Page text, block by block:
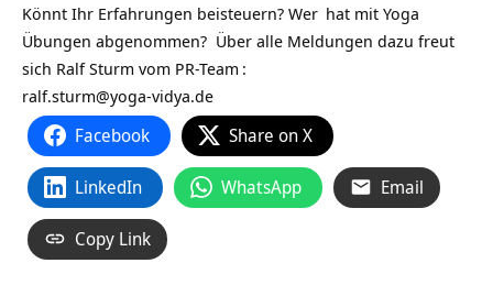
Könnt Ihr Erfahrungen beisteuern? Wer hat mit Yoga
Übungen abgenommen? Über alle Meldungen dazu freut
sich Ralf Sturm vom PR-Team :
ralf.sturm@yoga-vidya.de
Facebook Share on X
LinkedIn WhatsApp Email
Copy Link